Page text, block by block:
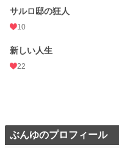
サルロ邸の狂人
10
新しい人生
22
ぶんゆのプロフィール